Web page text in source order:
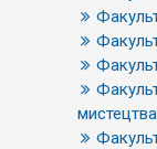
мистецтва